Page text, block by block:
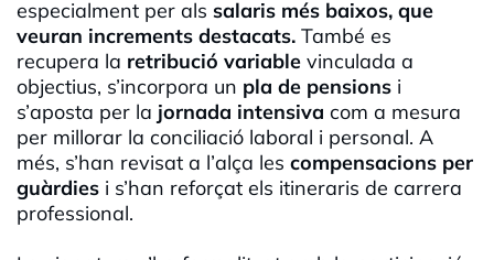
especialment per als salaris més baixos, que
veuran increments destacats. També es
recupera la retribució variable vinculada a
objectius, s’incorpora un pla de pensions i
s’aposta per la jornada intensiva com a mesura
per millorar la conciliació laboral i personal. A
més, s’han revisat a l’alça les compensacions per
guàrdies i s’han reforçat els itineraris de carrera
professional.